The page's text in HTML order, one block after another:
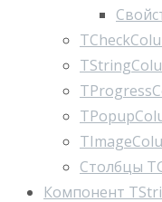
Столбцы
Компонент